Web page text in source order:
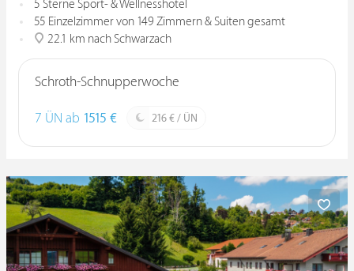
5 Sterne Sport- & Wellnesshotel
55 Einzelzimmer von 149 Zimmern & Suiten gesamt
22.1 km nach Schwarzach
Schroth-Schnupperwoche
7 ÜN ab 1515 € 216 € / ÜN